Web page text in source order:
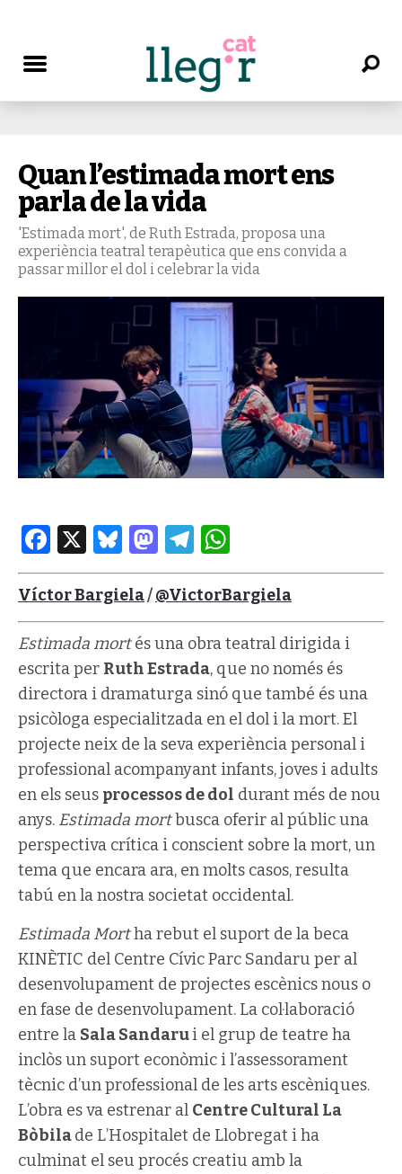
Quan l’estimada mort ens
parla de la vida
'Estimada mort', de Ruth Estrada, proposa una
experiència teatral terapèutica que ens convida a
passar millor el dol i celebrar la vida
Facebook
X Bluesky
Mastodon
Telegram
Víctor Bargiela/@VictorBargiela
Estimada mortés una obra teatral dirigida i
escrita per Ruth Estrada, que no només és
directora i dramaturga sinó que també és una
psicòloga especialitzada en el dol i la mort. El
projecte neix de la seva experiència personal i
professional acompanyant infants, joves i adults
en els seus processos de dol durant més de nou
anys. Estimada mortbusca oferir al públic una
perspectiva crítica i conscient sobre la mort, un
tema que encara ara, en molts casos, resulta
tabú en la nostra societat occidental.
Estimada Mortha rebut el suport de la beca
KINÈTIC del Centre Cívic Parc Sandaru per al
desenvolupament de projectes escènics nous o
en fase de desenvolupament. La col·laboració
entre la Sala Sandarui el grup de teatre ha
inclòs un suport econòmic i l’assessorament
tècnic d’un professional de les arts escèniques.
L’obra es va estrenar al Centre Cultural La
Bòbilade L’Hospitalet de Llobregat i ha
culminat el seu procés creatiu amb la